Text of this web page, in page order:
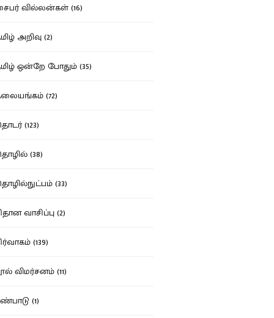
வில்லன்கள் (16)
அறிவு (2)
ஒன்றே போதும் (35)
(72)
(123)
(38)
(33)
வாசிப்பு (2)
(139)
விமர்சனம் (11)
(1)